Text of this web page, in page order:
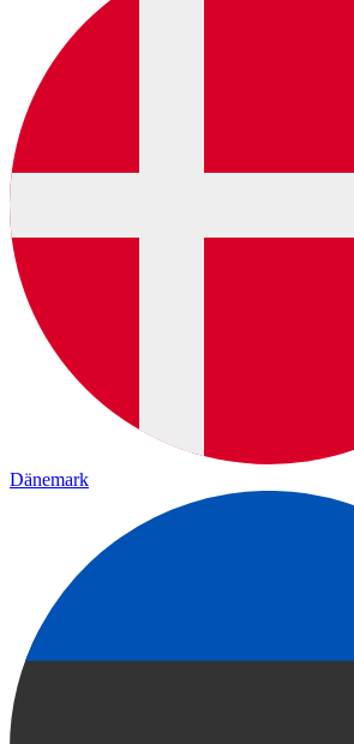
Dänemark